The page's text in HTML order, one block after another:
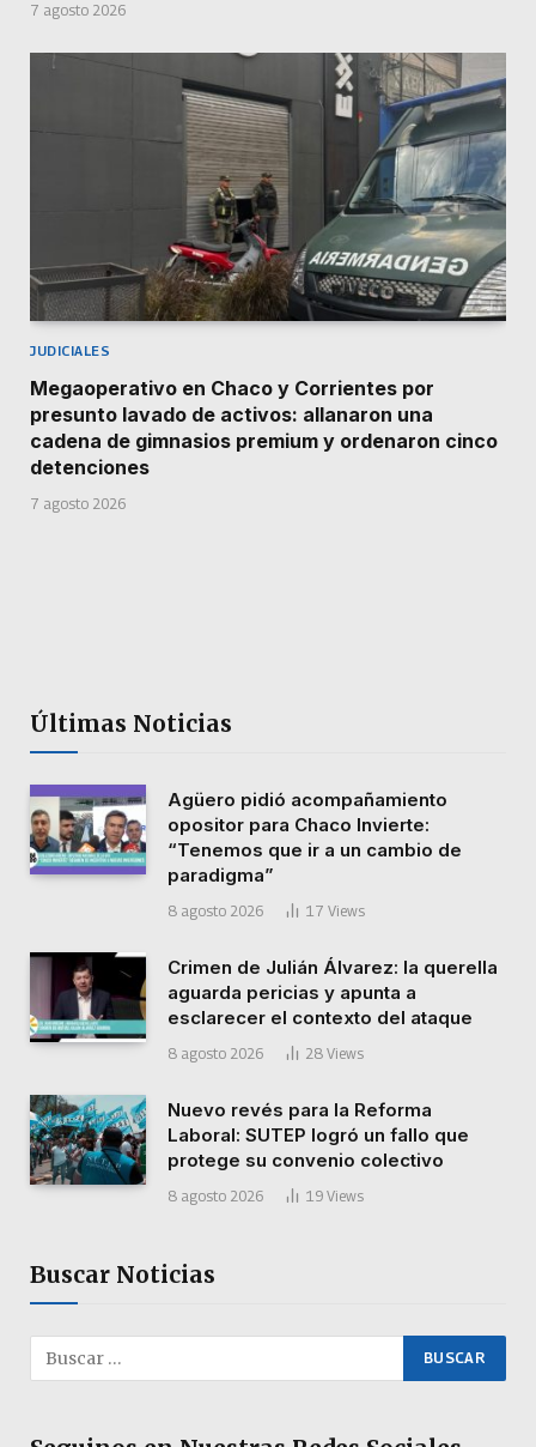
7 agosto 2026
JUDICIALES
Megaoperativo en Chaco y Corrientes por
presunto lavado de activos: allanaron una
cadena de gimnasios premium y ordenaron cinco
detenciones
7 agosto 2026
Últimas Noticias
Agüero pidió acompañamiento
opositor para Chaco Invierte:
“Tenemos que ir a un cambio de
paradigma”
8 agosto 2026 17 Views
Crimen de Julián Álvarez: la querella
aguarda pericias y apunta a
esclarecer el contexto del ataque
8 agosto 2026 28 Views
Nuevo revés para la Reforma
Laboral: SUTEP logró un fallo que
protege su convenio colectivo
8 agosto 2026 19 Views
Buscar Noticias